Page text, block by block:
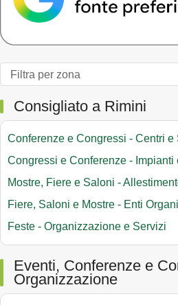
Consigliato a Rimini
Conferenze e Congressi - Centri e
Congressi e Conferenze - Impianti
Mostre, Fiere e Saloni -
Fiere, Saloni e Mostre - Enti
Feste - Organizzazione e Servizi
Eventi, Conferenze e
Organizzazione